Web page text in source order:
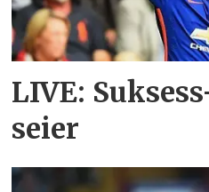
LIVE:
seier